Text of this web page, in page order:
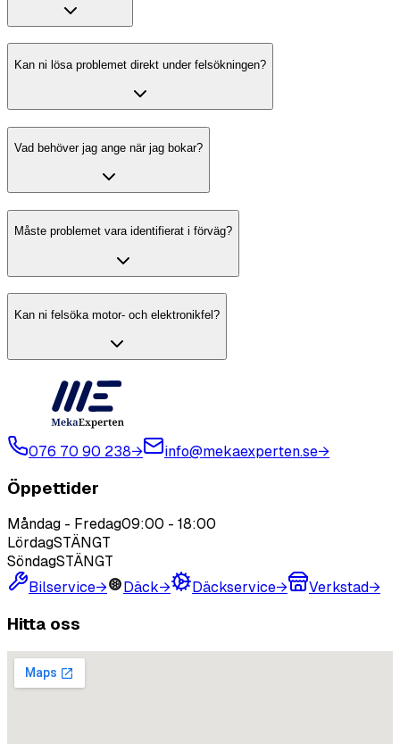
Kan ni lösa problemet direkt under felsökningen?
Vad behöver jag ange när jag bokar?
Måste problemet vara identifierat i förväg?
Kan ni felsöka motor- och elektronikfel?
076 70 90 238→ info@mekaexperten.se→
Öppettider
Måndag - Fredag09:00 - 18:00
LördagSTÄNGT
SöndagSTÄNGT
Bilservice→ Däck→ Däckservice→ Verkstad→
Hitta oss